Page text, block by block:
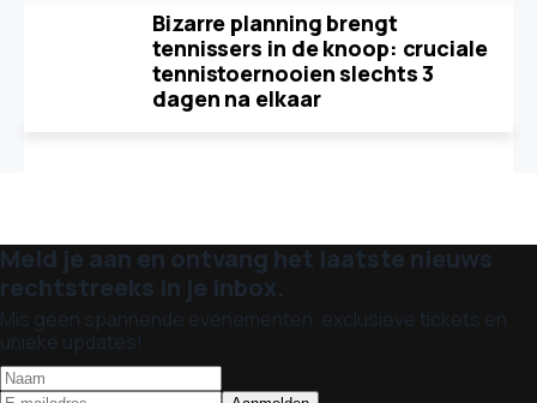
Bizarre planning brengt
tennissers in de knoop: cruciale
tennistoernooien slechts 3
dagen na elkaar
Meld je aan en ontvang het laatste nieuws
rechtstreeks in je inbox.
Mis geen spannende evenementen, exclusieve tickets en
unieke updates!